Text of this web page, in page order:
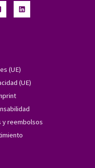
(UE)
(UE)
y reembolsos